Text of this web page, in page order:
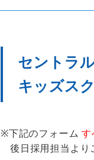
セントラ
キッズス
下記のフォームす
後日採用担当より